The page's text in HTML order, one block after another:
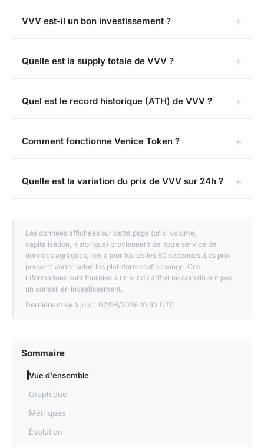
VVV est-il un bon investissement ?
Quelle est la supply totale de VVV ?
Quel est le record historique (ATH) de VVV ?
Comment fonctionne Venice Token ?
Quelle est la variation du prix de VVV sur 24h ?
Les données affichées sur cette page (prix, volume,
capitalisation, historique) proviennent de notre service de
données agrégées, mis à jour toutes les 60 secondes. Les prix
peuvent varier selon les plateformes d'échange. Ces
informations sont fournies à titre indicatif et ne constituent pas
un conseil en investissement.
Dernière mise à jour : 07/08/2026 10:42 UTC
Sommaire
Vue d'ensemble
Graphique
Métriques
Évolution